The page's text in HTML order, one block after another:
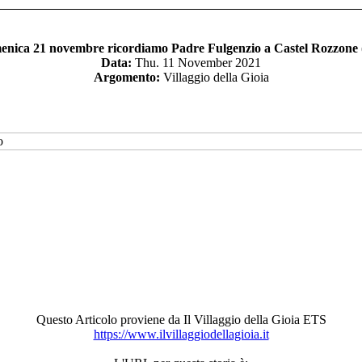
21 novembre ricordiamo Padre Fulgenzio a Castel Rozzone
Data: Thu. 11 November 2021
Argomento: Villaggio della Gioia
Questo Articolo proviene da Il Villaggio della Gioia ETS
https://www.ilvillaggiodellagioia.it